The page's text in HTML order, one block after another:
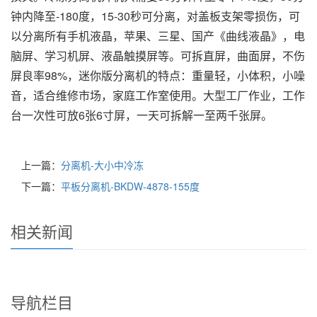
钟内降至-180度，15-30秒可分离，对盖板支架零损伤，可
以分离所有手机液晶，苹果、三星、国产《曲线液晶》，电
脑屏、学习机屏、液晶触摸屏等。可拆直屏，曲面屏，不伤
屏良率98%，迷你版分离机的特点：重量轻，小体积，小噪
音，适合维修市场，家庭工作室使用。大型工厂作业，工作
台一次性可放6张6寸屏，一天可拆解一至两千张屏。
上一篇： 分离机-大小中冷冻
下一篇： 平板分离机-BKDW-4878-155度
相关新闻
导航栏目